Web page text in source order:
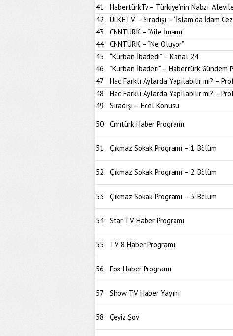
41
HabertürkTv – Türkiye’nin Nabzı
42
ÜLKETV – Sıradışı – “İslam’da İdam
43
CNNTURK – “Aile İmamı”
44
CNNTÜRK – “Ne Oluyor”
45
“Kurban İbadedi” – Kanal 24
46
“Kurban İbadeti” – Habertürk Gündem
47
Hac Farklı Aylarda Yapılabilir mi? –
48
Hac Farklı Aylarda Yapılabilir mi? –
49
Sıradışı – Ecel Konusu
50
Cnntürk Haber Programı
51 Çıkmaz Sokak Programı – 1. Bölüm
52 Çıkmaz Sokak Programı – 2. Bölüm
53 Çıkmaz Sokak Programı – 3. Bölüm
54 Star TV Haber Programı
55 TV 8 Haber Programı
56 Fox Haber Programı
57 Show TV Haber Yayını
58 Çeyiz Şov